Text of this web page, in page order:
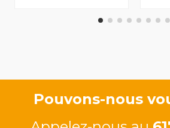
Pouvons-nous